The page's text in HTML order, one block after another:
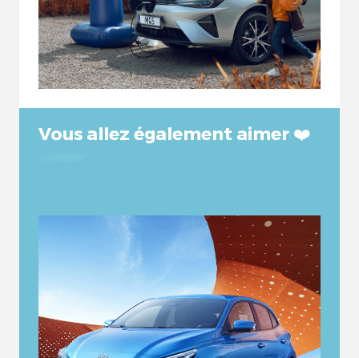
Vous allez également aimer ❤️